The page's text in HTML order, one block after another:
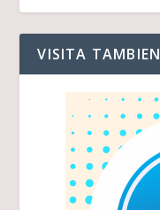
VISITA TAMBIEN